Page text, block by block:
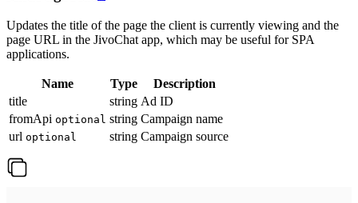
Updates the title of the page the client is currently viewing and the
page URL in the JivoChat app, which may be useful for SPA
applications.
Name Type
Description
title
string Ad ID
fromApi optional string Campaign name
url optional string Campaign source